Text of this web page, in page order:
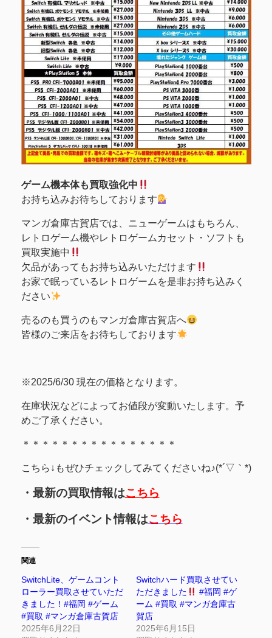
ゲーム機本体も買取強化中
お持ち込みお待ちしております
マンガ倉庫古賀店では、ニューゲームはもちろん、
レトロゲーム機やレトロゲームカセット・ソフトも
買取実施中
欠品があってもお持ち込みいただけます
お家で眠っているレトロゲームを是非お持ち込みく
ださい
売るのも買うのもマンガ倉庫古賀店へ
皆様のご来店をお待ちしております
※2025/6/30 現在の価格となります。
在庫状況などによってお値段が変動いたします。予
めご了承ください。
＊＊＊＊＊＊＊＊＊＊＊＊＊＊＊＊
こちら↓もぜひチェックしてみてくださいね♪(*´▽｀*)
・最新の買取情報はこちら
・最新のイベント情報はこちら
関連
SwitchLite、ゲームコント
ローラー買取させていただ
きました！#福岡 #ゲーム
#買取 #マンガ倉庫古賀店
2025年6月22日
Switchハード買取させてい
ただきました
#福岡 #ゲ
ーム #買取 #マンガ倉庫古
賀店
2025年6月15日